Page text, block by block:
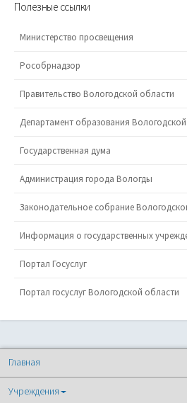
Полезные ссылки
Министерство просвещения
Рособрнадзор
Правительство Вологодской области
Департамент образования
Государственная дума
Администрация города Вологды
Законодательное собрание
Информация о государственных
Портал Госуслуг
Портал госуслуг Вологодской области
Главная
Учреждения